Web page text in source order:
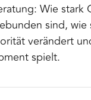
Wie stark
sind, wie
verändert
spielt.